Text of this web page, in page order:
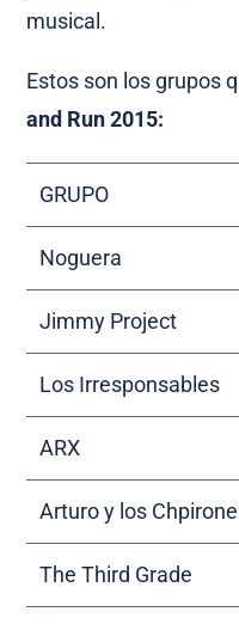
musical.
Estos son los grupos
and Run 2015:
GRUPO
Noguera
Jimmy Project
Los Irresponsables
ARX
Arturo y los
The Third Grade